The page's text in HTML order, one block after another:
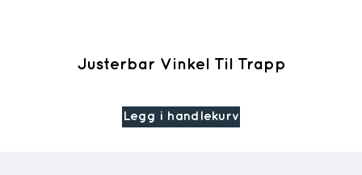
Justerbar Vinkel Til Trapp
Legg i handlekurv